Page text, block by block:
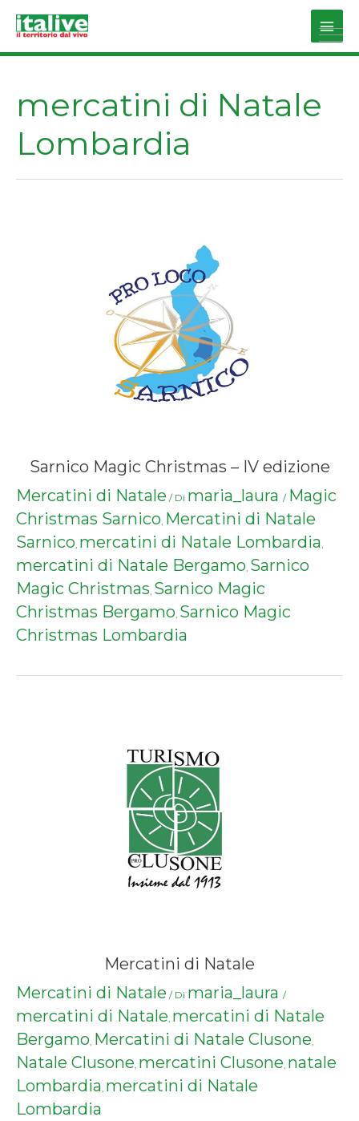
Main
mercatini di Natale
Lombardia
Sarnico Magic Christmas – IV edizione
Mercatini di Natale / Di maria_laura / Magic
Christmas Sarnico, Mercatini di Natale
Sarnico, mercatini di Natale Lombardia,
mercatini di Natale Bergamo, Sarnico
Magic Christmas, Sarnico Magic
Christmas Bergamo, Sarnico Magic
Christmas Lombardia
Mercatini di Natale
Mercatini di Natale / Di maria_laura /
mercatini di Natale, mercatini di Natale
Bergamo, Mercatini di Natale Clusone,
Natale Clusone, mercatini Clusone, natale
Lombardia, mercatini di Natale
Lombardia